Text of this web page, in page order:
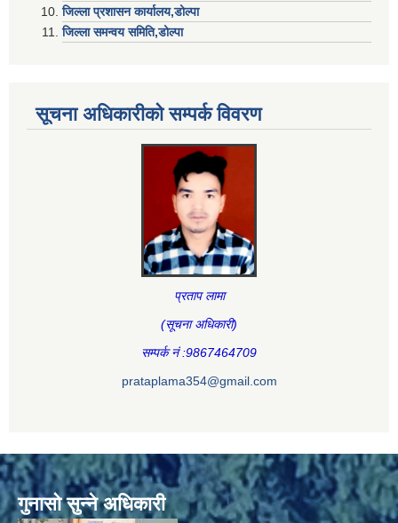
जिल्ला प्रशासन कार्यालय,डोल्पा
जिल्ला समन्वय समिति,डोल्प
सूचना अधिकारीकाे सम्पर्क विवरण
प्रताप लामा
(सूचना अधिकारी)
सम्पर्क नं :9867464709
prataplama354@gmail.com
गुनासो सुन्ने अधिकारी